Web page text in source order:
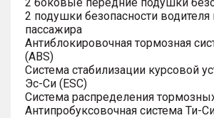
2 подушки безопасности водителя
пассажира
Антиблокировочная тормозная
(ABS)
Система стабилизации курсовой
Эс-Си (ESC)
Система распределения
Антипробуксовочная система Ти-